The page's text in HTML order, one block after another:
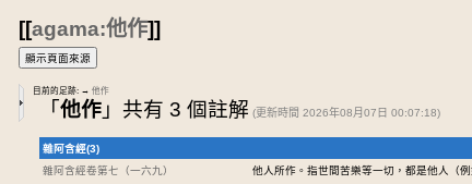
[[agama:他作]]
目前的足跡: → 他作
「 他作」共有 3 個註解 (更新時間 2026年08月07日 00:07:18)
雜阿含經(3)
雜阿含經卷第七 （一六九） 他人所作。指世間苦樂等一切，都是他人（